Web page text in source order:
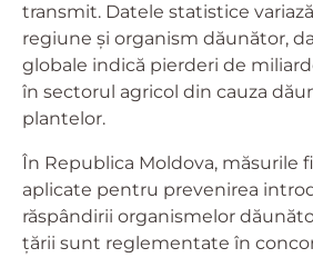
transmit. Datele statistice
regiune și organism dăunător,
globale indică pierderi de
în sectorul agricol din cauza
plantelor.
În Republica Moldova, măsurile
aplicate pentru prevenirea
răspândirii organismelor
țării sunt reglementate în